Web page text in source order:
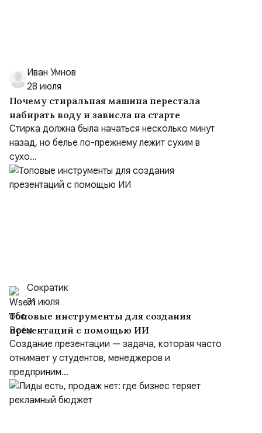
Иван Умнов
28 июля
Почему стиральная машина перестала
набирать воду и зависла на старте
Стирка должна была начаться несколько минут
назад, но белье по-прежнему лежит сухим в
сухо...
Сократик
31 июля
Топовые инструменты для создания
презентаций с помощью ИИ
Создание презентации — задача, которая часто
отнимает у студентов, менеджеров и
предприним...